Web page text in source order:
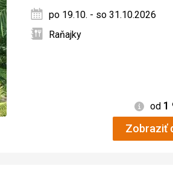
po 19.10. - so 31.10.2026
Raňajky
od 1
Zobraziť